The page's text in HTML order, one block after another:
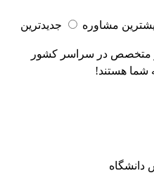
مشاوره جدیدترین
و متخصص در سراسر کشور
شما هستند!